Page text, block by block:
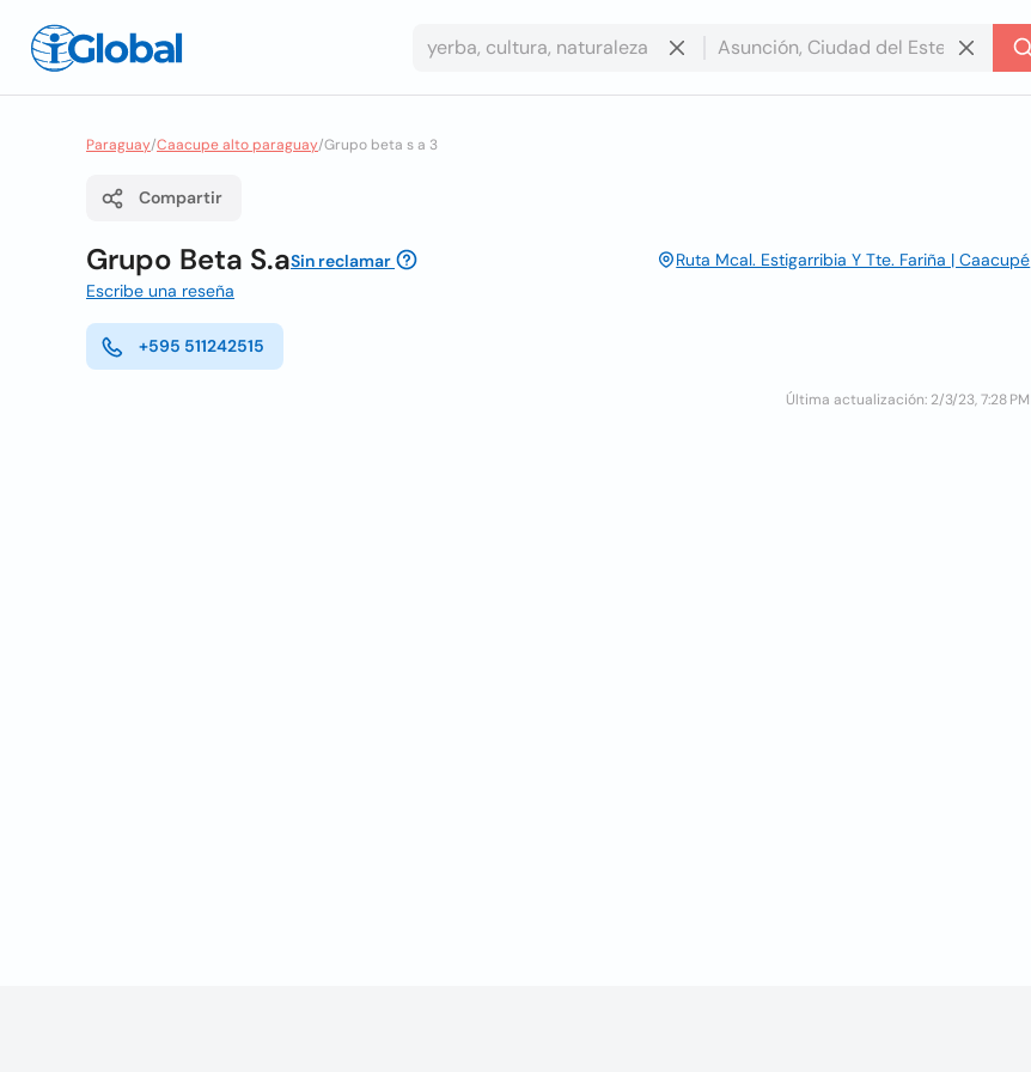
Paraguay/Caacupe alto paraguay/Grupo beta s a 3
Compartir
Grupo Beta S.aSin reclamar
Ruta Mcal. Estigarribia Y Tte. Fariña | Caacupé
Escribe una reseña
+595 511242515
Última actualización: 2/3/23, 7:28 PM